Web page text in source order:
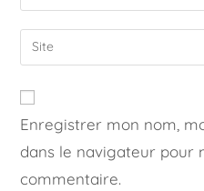
Enregistrer mon nom,
dans le navigateur pour
commentaire.